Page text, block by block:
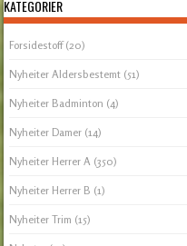
KATEGORIER
Forsidestoff(20)
Nyheiter Aldersbestemt (51)
Nyheiter Badminton (4)
Nyheiter Damer (14)
Nyheiter Herrer A (350)
Nyheiter Herrer B (1)
Nyheiter Trim (15)